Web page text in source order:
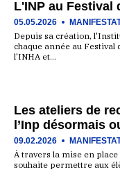
L'INP au Festival
05.05.2026
Depuis sa création,
chaque année au
l'INHA et…
Les ateliers de
l’Inp désormais
09.02.2026
À travers la mise en
souhaite permettre aux